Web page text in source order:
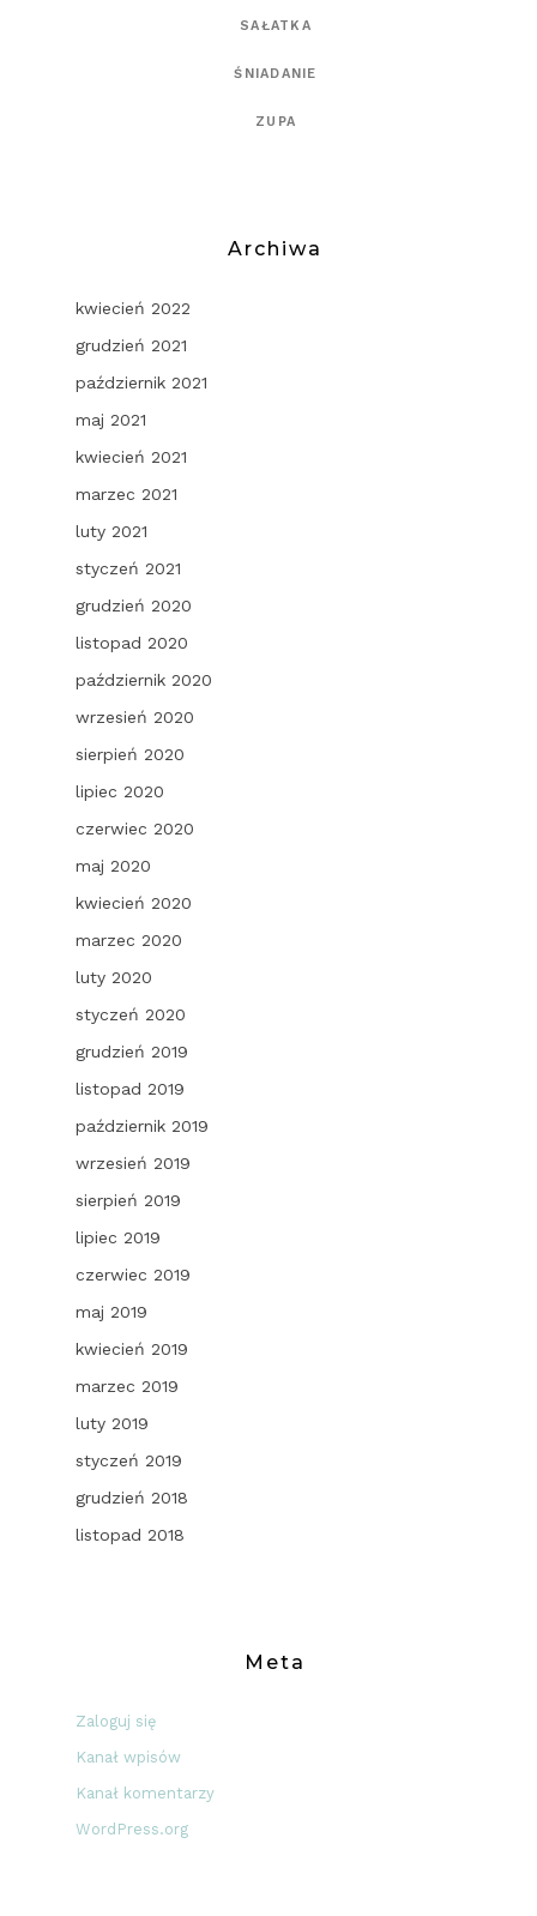
SAŁATKA
ŚNIADANIE
ZUPA
Archiwa
kwiecień 2022
grudzień 2021
październik 2021
maj 2021
kwiecień 2021
marzec 2021
luty 2021
styczeń 2021
grudzień 2020
listopad 2020
październik 2020
wrzesień 2020
sierpień 2020
lipiec 2020
czerwiec 2020
maj 2020
kwiecień 2020
marzec 2020
luty 2020
styczeń 2020
grudzień 2019
listopad 2019
październik 2019
wrzesień 2019
sierpień 2019
lipiec 2019
czerwiec 2019
maj 2019
kwiecień 2019
marzec 2019
luty 2019
styczeń 2019
grudzień 2018
listopad 2018
Meta
Zaloguj się
Kanał wpisów
Kanał komentarzy
WordPress.org